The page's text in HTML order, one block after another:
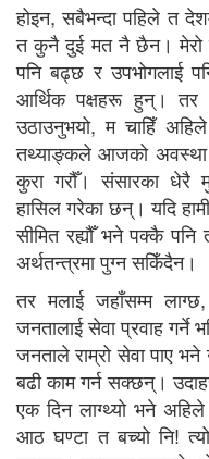
होइन, सबैभन्दा पहिले त
त कुनै दुई मत नै छैन। मेरो
पनि बढ्छ र उपभोगलाई
आर्थिक पक्षहरू हुन्। तर
उठाउनुभयो, म चाहिँ
तथ्याङ्कले आजको अवस्था
कुरा गरौँ। संसारका धेरै
हासिल गरेका छन्। यदि
सीमित रह्यौँ भने पक्कै
अर्थतन्त्रमा पुग्न सकिँदैन।
तर मलाई जहाँसम्म
जनतालाई सेवा प्रवाह गर्ने
जनताले राम्रो सेवा पाए
बढी काम गर्न सक्छन्।
एक दिन लाग्थ्यो भने अहिले
आठ घण्टा त बच्यो नि!